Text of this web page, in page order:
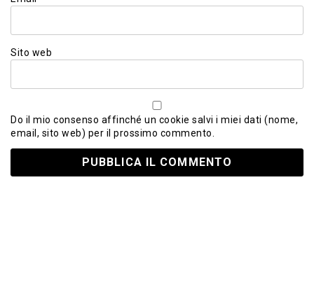
Sito web
Do il mio consenso affinché un cookie salvi i miei dati (nome,
email, sito web) per il prossimo commento.